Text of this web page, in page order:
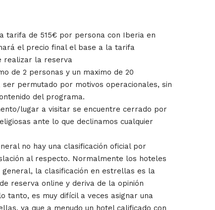
tarifa de 515€ por persona con Iberia en
el precio final el base a la tarifa
realizar la reserva
de 2 personas y un maximo de 20
permutado por motivos operacionales, sin
del programa.
lugar a visitar se encuentre cerrado por
ante lo que declinamos cualquier
no hay una clasificación oficial por
al respecto. Normalmente los hoteles
la clasificación en estrellas es la
reserva online y deriva de la opinión
tanto, es muy difícil a veces asignar una
ya que a menudo un hotel calificado con